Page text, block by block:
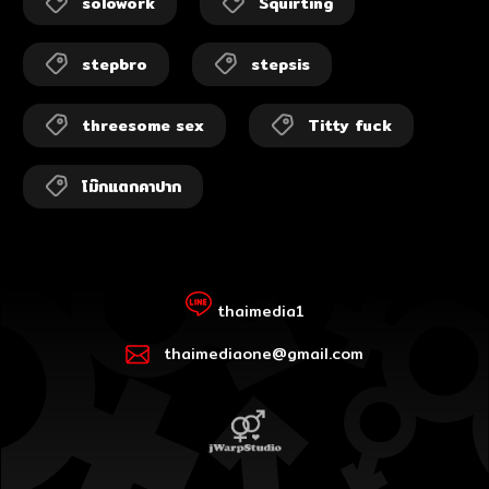
stepbro stepsis
threesome sex Titty fuck
โม๊กแตกคาปาก
thaimedia1
thaimediaone@gmail.com